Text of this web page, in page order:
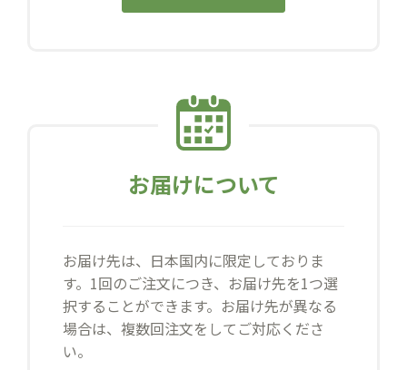
お届けについて
お届け先は、日本国内に限定しておりま
す。1回のご注文につき、お届け先を1つ選
択することができます。お届け先が異なる
場合は、複数回注文をしてご対応くださ
い。